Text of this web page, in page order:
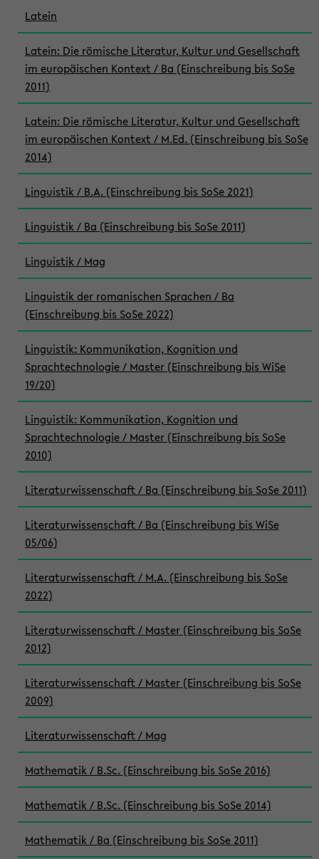
Latein
Latein: Die römische Literatur, Kultur und Gesellschaft
im europäischen Kontext / Ba (Einschreibung bis SoSe
2011)
Latein: Die römische Literatur, Kultur und Gesellschaft
im europäischen Kontext / M.Ed. (Einschreibung bis SoSe
2014)
Linguistik / B.A. (Einschreibung bis SoSe 2021)
Linguistik / Ba (Einschreibung bis SoSe 2011)
Linguistik / Mag
Linguistik der romanischen Sprachen / Ba
(Einschreibung bis SoSe 2022)
Linguistik: Kommunikation, Kognition und
Sprachtechnologie / Master (Einschreibung bis WiSe
19/20)
Linguistik: Kommunikation, Kognition und
Sprachtechnologie / Master (Einschreibung bis SoSe
2010)
Literaturwissenschaft / Ba (Einschreibung bis SoSe 2011)
Literaturwissenschaft / Ba (Einschreibung bis WiSe
05/06)
Literaturwissenschaft / M.A. (Einschreibung bis SoSe
2022)
Literaturwissenschaft / Master (Einschreibung bis SoSe
2012)
Literaturwissenschaft / Master (Einschreibung bis SoSe
2009)
Literaturwissenschaft / Mag
Mathematik / B.Sc. (Einschreibung bis SoSe 2016)
Mathematik / B.Sc. (Einschreibung bis SoSe 2014)
Mathematik / Ba (Einschreibung bis SoSe 2011)